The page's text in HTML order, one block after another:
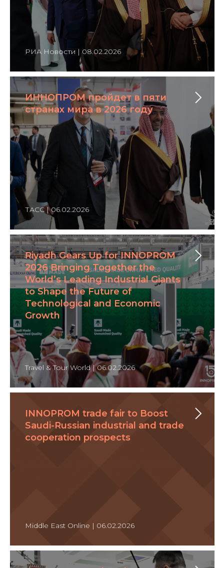
РИА Новости | 08.02.2026
ИННОПРОМ пройдет в пяти
странах мира в 2026 году
ТАСС | 06.02.2026
Riyadh Gears Up for INNOPROM
2026 Bringing Together the
World’s Leading Industrial Giants
to Shape the Future of
Technological and Economic
Growth
Travel & Tour World | 06.02.2026
INNOPROM trade fair to Boost
Saudi-Russian industrial and trade
cooperation prospects
Middle East Online | 06.02.2026